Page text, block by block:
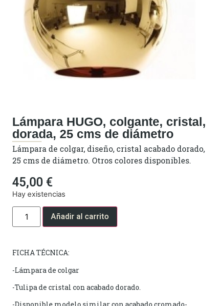
Lámpara HUGO, colgante, cristal,
dorada, 25 cms de diámetro
Lámpara de colgar, diseño, cristal acabado dorado,
25 cms de diámetro. Otros colores disponibles.
45,00 €
Hay existencias
Añadir al carrito
FICHA TÉCNICA:
-Lámpara de colgar
-Tulipa de cristal con acabado dorado.